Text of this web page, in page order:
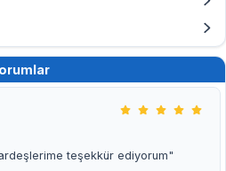
teşekkür ediyorum"